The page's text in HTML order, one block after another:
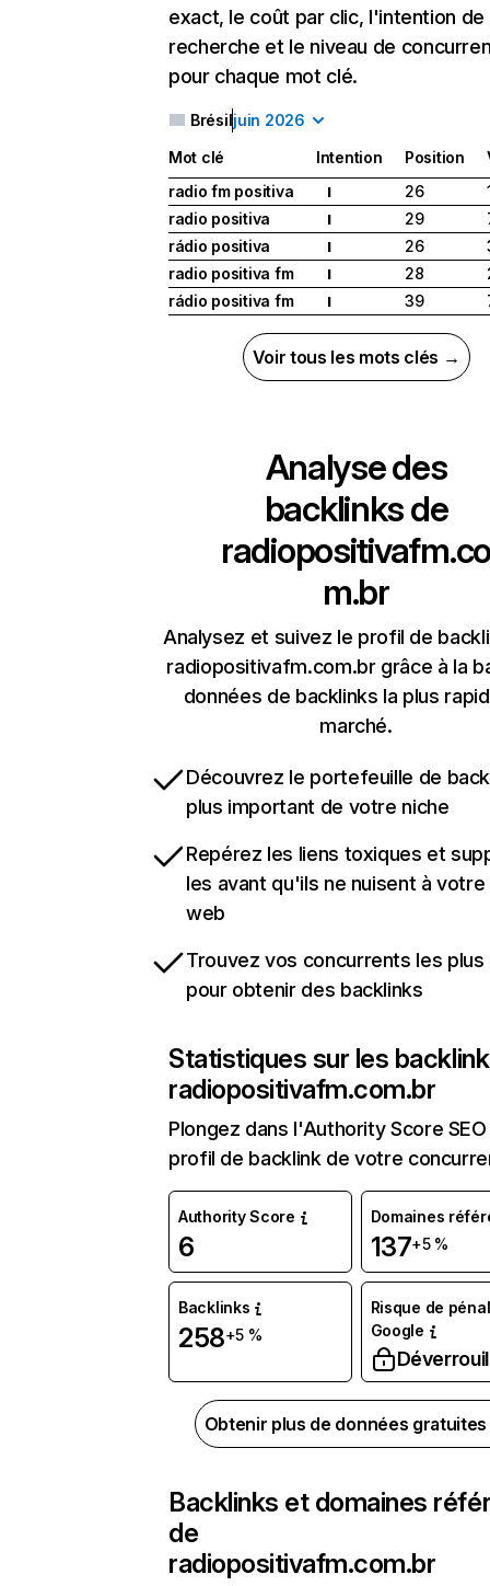
exact, le coût par clic, l'intention de
recherche et le niveau de
pour chaque mot clé.
Brésiljuin 2026
Mot clé Intention Position
radio fm positiva
I 26
radio positiva
I 29
rádio positiva
I 26
radio positiva fm
I 28
rádio positiva fm
I 39
Voir tous les mots clés →
Analyse des
backlinks de
radiopositivafm.co
m.br
Analysez et suivez le profil de
radiopositivafm.com.br grâce à la
données de backlinks la plus
marché.
Découvrez le portefeuille de
plus important de votre niche
Repérez les liens toxiques et
les avant qu'ils ne nuisent à
web
Trouvez vos concurrents les
pour obtenir des backlinks
Statistiques sur les
radiopositivafm.com.br
Plongez dans l'Authority Score
profil de backlink de votre
Authority Score
6
Domaines
137+5 %
Backlinks
258+5 %
Risque de
Google
Obtenir plus de données
Backlinks et domaines
de
radiopositivafm.com.br